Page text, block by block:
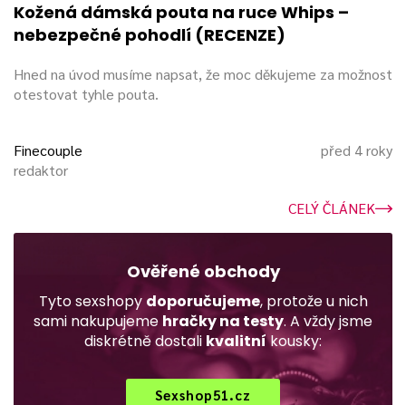
Kožená dámská pouta na ruce Whips –
nebezpečné pohodlí (RECENZE)
Hned na úvod musíme napsat, že moc děkujeme za možnost
otestovat tyhle pouta.
Finecouple
redaktor
před 4 roky
CELÝ ČLÁNEK
Ověřené obchody
Tyto sexshopy doporučujeme, protože u nich
sami nakupujeme hračky na testy. A vždy jsme
diskrétně dostali kvalitníkousky:
Sexshop51.cz